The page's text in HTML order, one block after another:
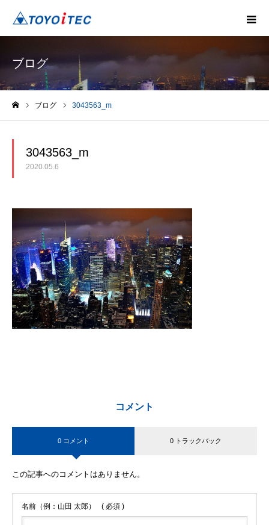
ブログ
ブログ 3043563_m
3043563_m
2020.05.6
コメント
0 コメント 0 トラックバック
この記事へのコメントはありません。
名前（例：山田 太郎） ( 必須 )